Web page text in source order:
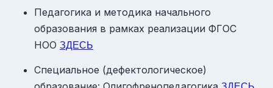
Педагогика и методика начального
образования в рамках реализации ФГОС
НОО ЗДЕСЬ
Специальное (дефектологическое)